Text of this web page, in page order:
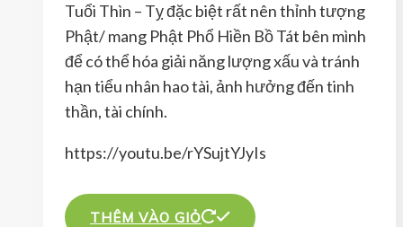
là:
690.000 ₫.
tại
là:
430.000 ₫.
Tuổi Thìn – Tỵ đặc biệt rất nên thỉnh tượng
Phật/ mang Phật Phổ Hiền Bồ Tát bên mình
để có thể hóa giải năng lượng xấu và tránh
hạn tiểu nhân hao tài, ảnh hưởng đến tinh
thần, tài chính.
https://youtu.be/rYSujtYJyIs
THÊM VÀO GIỎ